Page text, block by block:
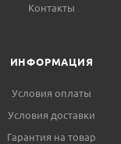
Контакты
ИНФОРМАЦИЯ
Условия оплаты
Условия доставки
Гарантия на товар